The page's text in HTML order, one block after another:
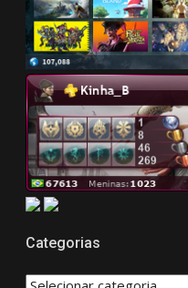
Categorias
CATEGORIAS